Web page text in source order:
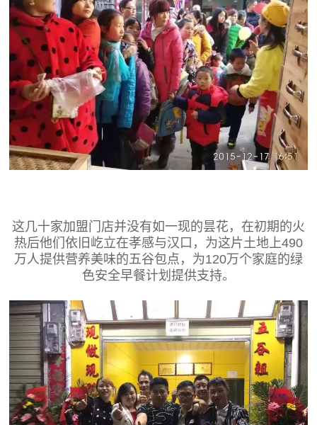
这几十家加盟门店并没有如一现的昙花，在初期的火
热后他们依旧屹立在孝感与汉口，为这片土地上490
万人提供营养美味的五谷包点，为120万个家庭的绿
色安全早餐计划提供支持。